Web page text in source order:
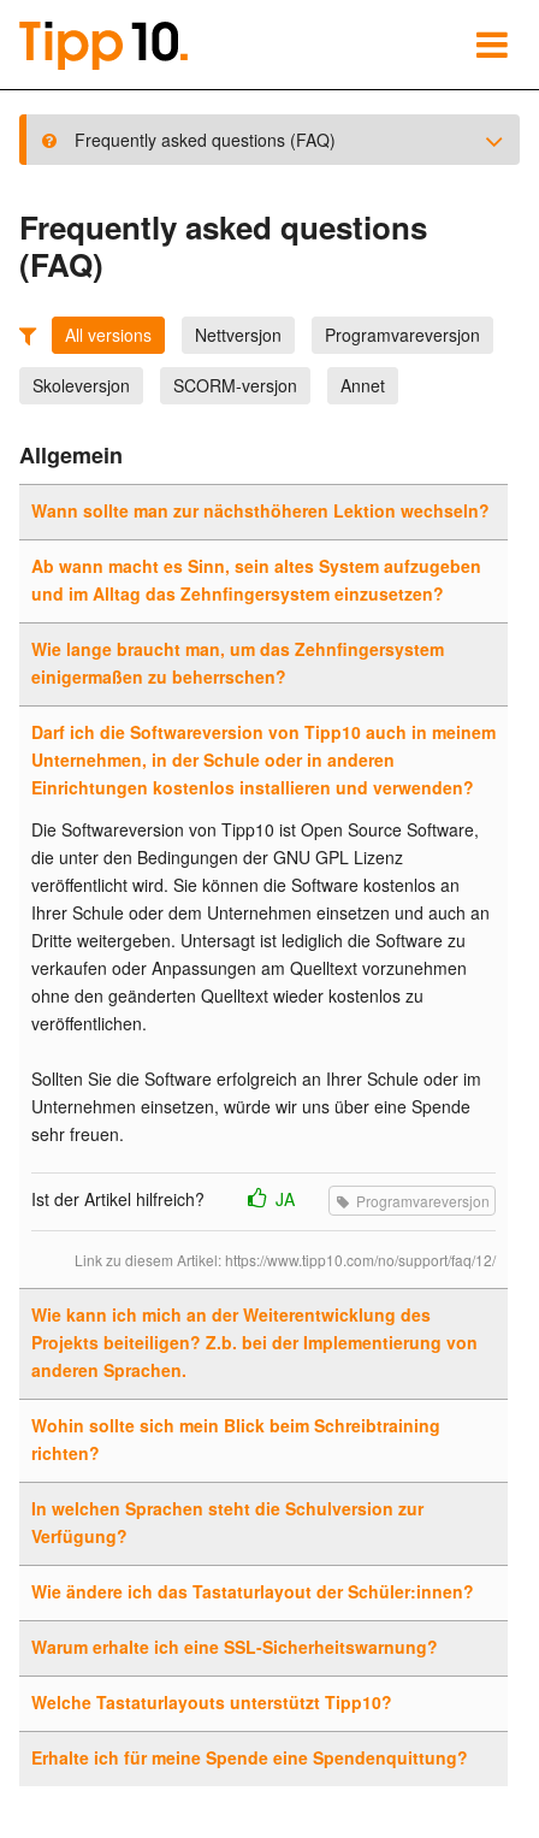
Frequently asked questions (FAQ)
Frequently asked questions
(FAQ)
All versions Nettversjon Programvareversjon
Skoleversjon SCORM-versjon Annet
Allgemein
Wann sollte man zur nächsthöheren Lektion wechseln?
Ab wann macht es Sinn, sein altes System aufzugeben
und im Alltag das Zehnfingersystem einzusetzen?
Wie lange braucht man, um das Zehnfingersystem
einigermaßen zu beherrschen?
Darf ich die Softwareversion von Tipp10 auch in meinem
Unternehmen, in der Schule oder in anderen
Einrichtungen kostenlos installieren und verwenden?
Die Softwareversion von Tipp10 ist Open Source Software,
die unter den Bedingungen der GNU GPL Lizenz
veröffentlicht wird. Sie können die Software kostenlos an
Ihrer Schule oder dem Unternehmen einsetzen und auch an
Dritte weitergeben. Untersagt ist lediglich die Software zu
verkaufen oder Anpassungen am Quelltext vorzunehmen
ohne den geänderten Quelltext wieder kostenlos zu
veröffentlichen.
Sollten Sie die Software erfolgreich an Ihrer Schule oder im
Unternehmen einsetzen, würde wir uns über eine Spende
sehr freuen.
Ist der Artikel hilfreich? JA Programvareversjon
Link zu diesem Artikel: https://www.tipp10.com/no/support/faq/12/
Wie kann ich mich an der Weiterentwicklung des
Projekts beiteiligen? Z.b. bei der Implementierung von
anderen Sprachen.
Wohin sollte sich mein Blick beim Schreibtraining
richten?
In welchen Sprachen steht die Schulversion zur
Verfügung?
Wie ändere ich das Tastaturlayout der Schüler:innen?
Warum erhalte ich eine SSL-Sicherheitswarnung?
Welche Tastaturlayouts unterstützt Tipp10?
Erhalte ich für meine Spende eine Spendenquittung?